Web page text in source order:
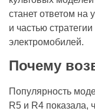
станет ответом на
и частью
электромобилей.
Почему
Популярность
R5 и R4 показала,